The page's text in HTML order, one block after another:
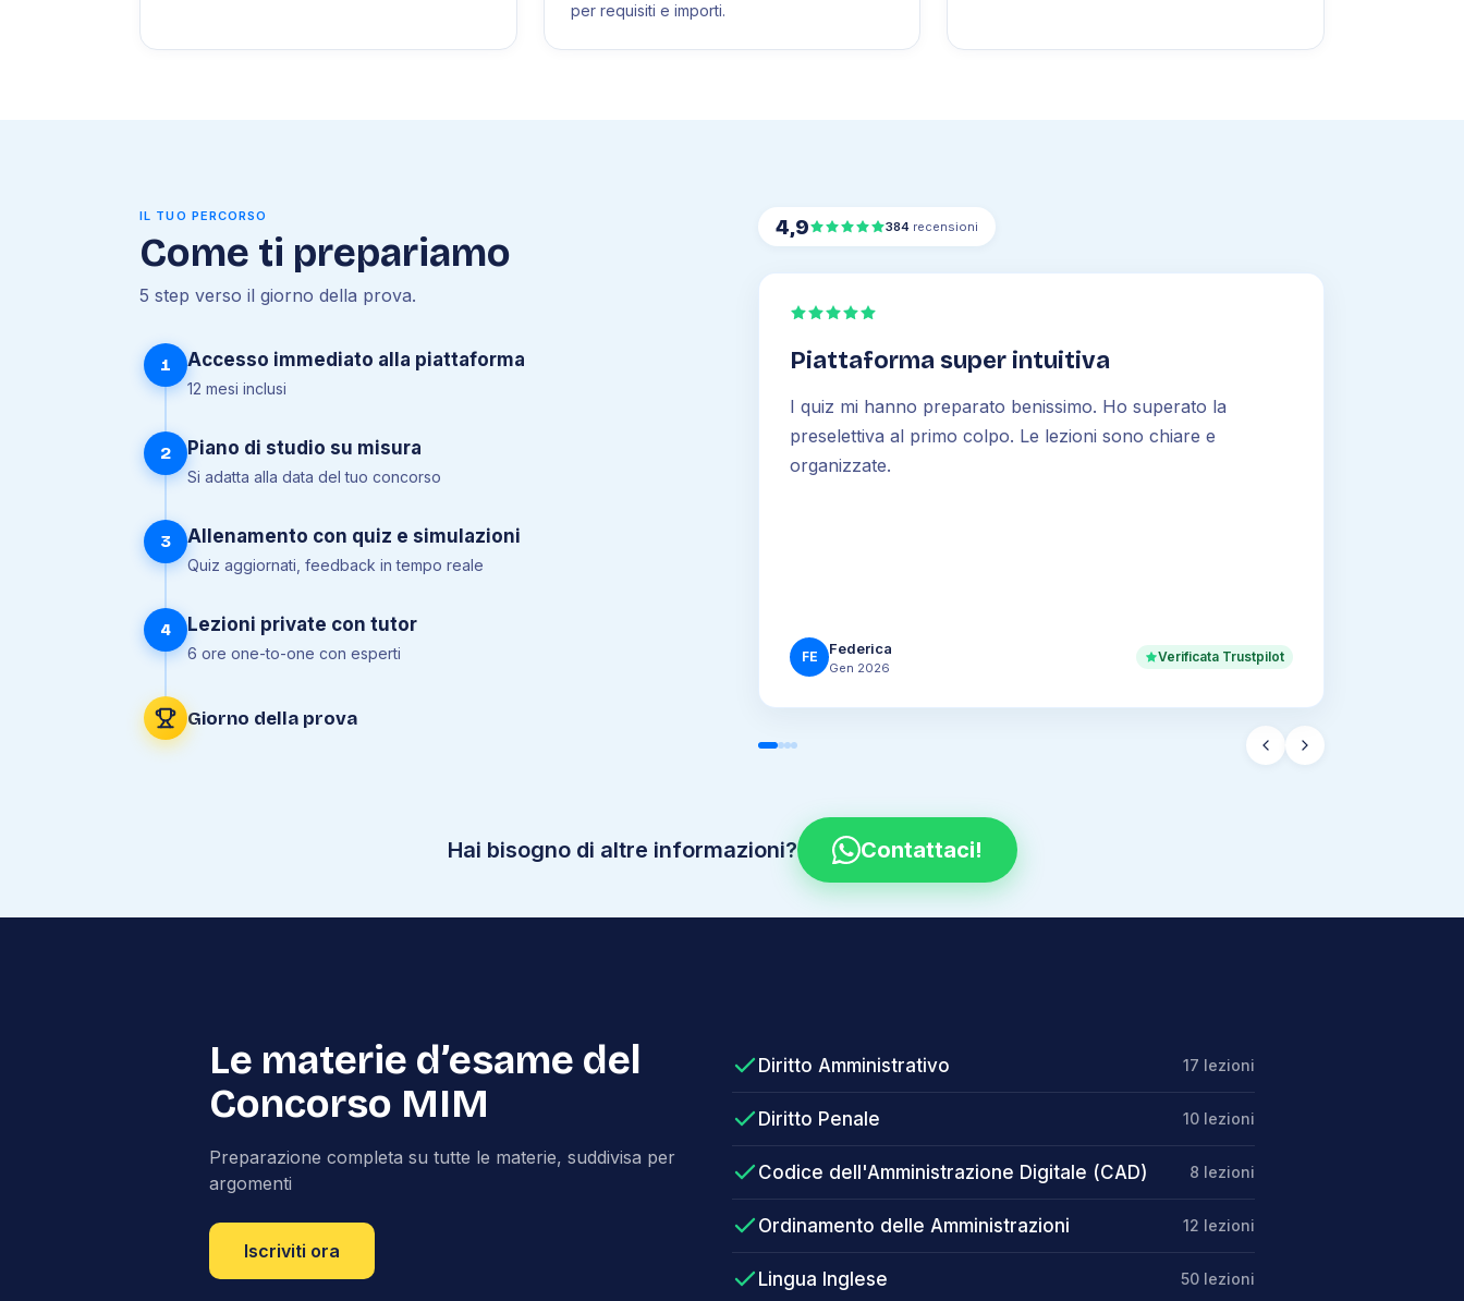
per requisiti e importi.
IL TUO PERCORSO
Come ti prepariamo
5 step verso il giorno della prova.
1 Accesso immediato alla piattaforma
12 mesi inclusi
2 Piano di studio su misura
Si adatta alla data del tuo concorso
3 Allenamento con quiz e simulazioni
Quiz aggiornati, feedback in tempo reale
4 Lezioni private con tutor
6 ore one-to-one con esperti
Giorno della prova
4,9 384 recensioni
Piattaforma super intuitiva
I quiz mi hanno preparato benissimo. Ho superato la
preselettiva al primo colpo. Le lezioni sono chiare e
organizzate.
FE Federica
Gen 2026
Verificata Trustpilot
Hai bisogno di altre informazioni? Contattaci!
Le materie d’esame del
Concorso MIM
Preparazione completa su tutte le materie, suddivisa per
argomenti
Iscriviti ora
Diritto Amministrativo 17 lezioni
Diritto Penale 10 lezioni
Codice dell'Amministrazione Digitale (CAD) 8 lezioni
Ordinamento delle Amministrazioni 12 lezioni
Lingua Inglese 50 lezioni